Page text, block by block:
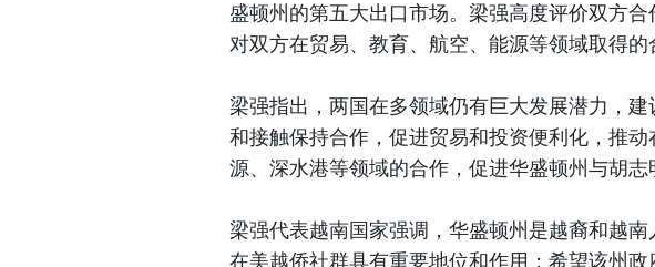
盛顿州的第五大出口市场。梁强高度评价双方
对双方在贸易、教育、航空、能源等领域取得的
梁强指出，两国在多领域仍有巨大发展潜力，
和接触保持合作，促进贸易和投资便利化，推
源、深水港等领域的合作，促进华盛顿州与胡志
梁强代表越南国家强调，华盛顿州是越裔和越南
在美越侨社群具有重要地位和作用；希望该州